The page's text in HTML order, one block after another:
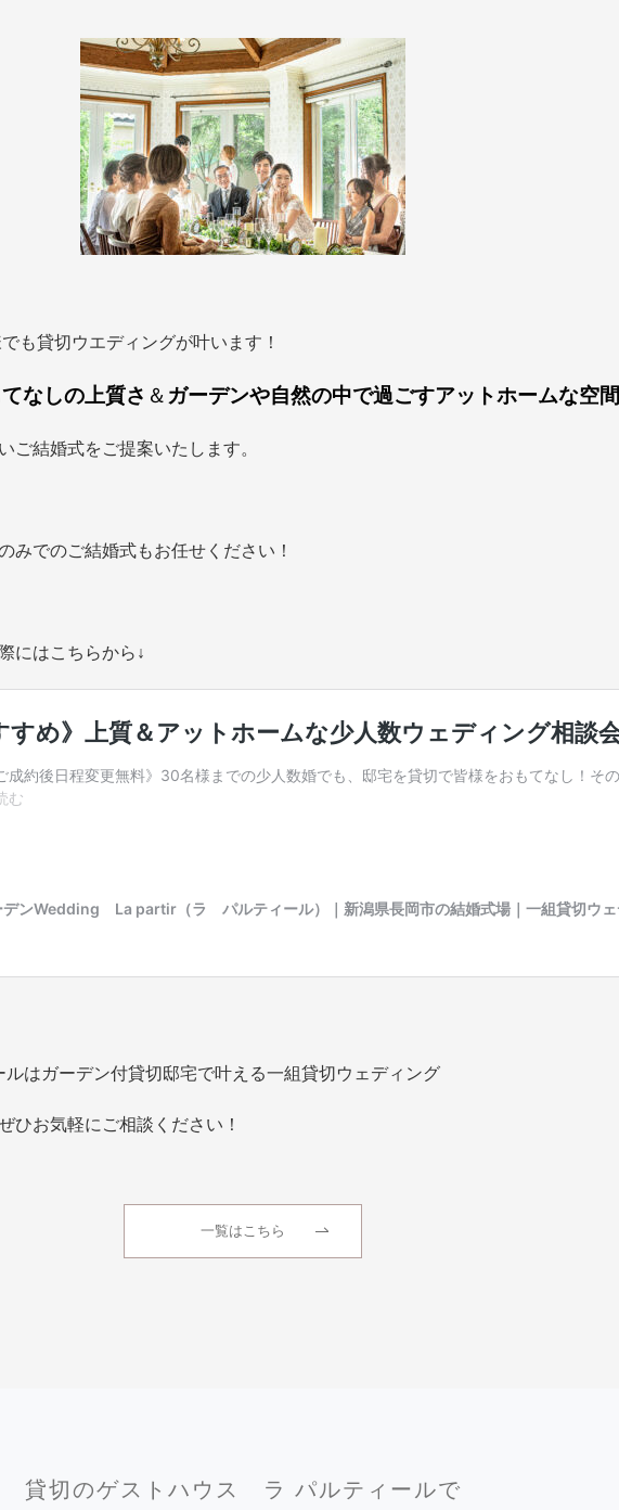
も貸切ウエディングが叶います！
なしの上質さ ＆ ガーデンや自然の中で過ごすアットホームな空間
ご結婚式をご提案いたします。
みでのご結婚式もお任せください！
にはこちらから↓
はガーデン付貸切邸宅で叶える一組貸切ウェディング
ひお気軽にご相談ください！
一覧はこちら
貸切のゲストハウス
ラ パルティールで